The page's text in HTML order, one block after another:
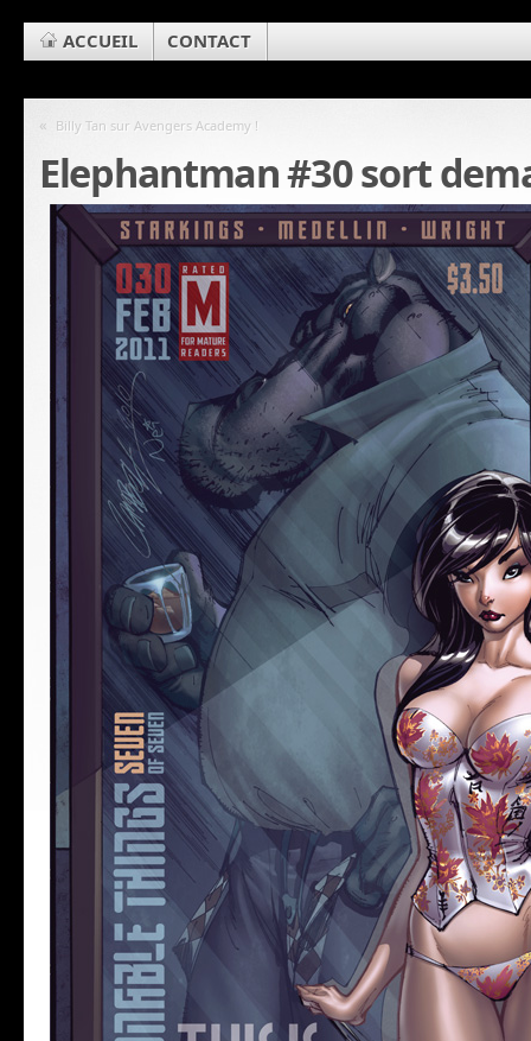
ACCUEIL CONTACT
« Billy Tan sur Avengers Academy !
Elephantman #30 sort